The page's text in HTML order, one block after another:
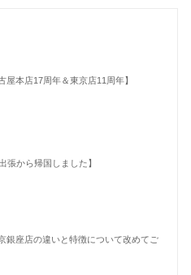
屋本店17周年＆東京店11周年】
張から帰国しました】
銀座店の違いと特徴について改めてご